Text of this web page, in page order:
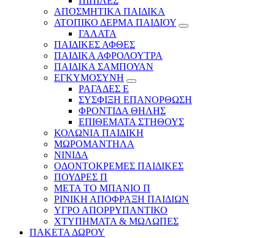
ΑΠΟΣΜΗΤΙΚΑ ΠΑΙΔΙΚΑ
ΑΤΟΠΙΚΟ ΔΕΡΜΑ ΠΑΙΔΙΟΥ
ΓΑΛΑΤΑ
ΠΑΙΔΙΚΕΣ ΑΦΘΕΣ
ΠΑΙΔΙΚΑ ΑΦΡΟΛΟΥΤΡΑ
ΠΑΙΔΙΚΑ ΣΑΜΠΟΥΑΝ
ΕΓΚΥΜΟΣΥΝΗ
ΡΑΓΑΔΕΣ Ε
ΣΥΣΦΙΞΗ ΕΠΑΝΟΡΘΩΣΗ
ΦΡΟΝΤΙΔΑ ΘΗΛΗΣ
ΕΠΙΘΕΜΑΤΑ ΣΤΗΘΟΥΣ
ΚΟΛΩΝΙΑ ΠΑΙΔΙΚΗ
ΜΩΡΟΜΑΝΤΗΛΑ
ΝΙΝΙΔΑ
ΟΔΟΝΤΟΚΡΕΜΕΣ ΠΑΙΔΙΚΕΣ
ΠΟΥΔΡΕΣ Π
ΜΕΤΑ ΤΟ ΜΠΑΝΙΟ Π
ΡΙΝΙΚΗ ΑΠΟΦΡΑΞΗ ΠΑΙΔΙΩΝ
ΥΓΡΟ ΑΠΟΡΡΥΠΑΝΤΙΚΟ
ΧΤΥΠΗΜΑΤΑ & ΜΩΛΩΠΕΣ
ΠΑΚΕΤΑ ΔΩΡΟΥ